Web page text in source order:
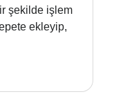
şekilde işlem
ekleyip,